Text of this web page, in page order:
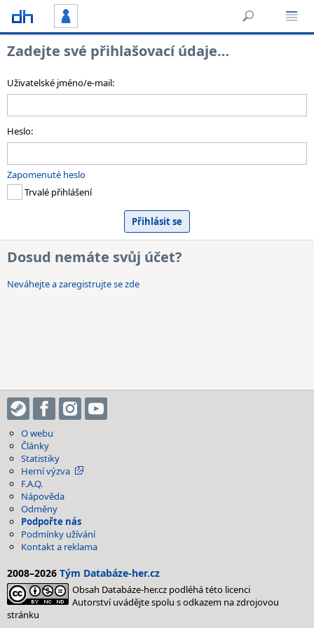
Zadejte své přihlašovací údaje…
Uživatelské jméno/e-mail:
Heslo:
Zapomenuté heslo
Trvalé přihlášení
Dosud nemáte svůj účet?
Neváhejte a zaregistrujte se zde
O webu
Články
Statistiky
Herní výzva
F.A.Q.
Nápověda
Odměny
Podpořte nás
Podmínky užívání
Kontakt a reklama
2008–2026 Tým Databáze-her.cz
Obsah Databáze-her.cz podléhá této licenci
Autorství uvádějte spolu s odkazem na zdrojovou
stránku